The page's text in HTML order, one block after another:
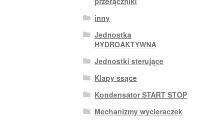
inny
Jednostka
HYDROAKTYWNA
Jednostki sterujące
Klapy ssące
Kondensator START STOP
Mechanizmy wycieraczek